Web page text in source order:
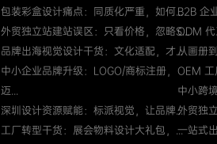
包装彩盒设计痛点：同质化严重，如何...
外贸独立站建站误区：只看价格，忽略S...
品牌出海视觉设计干货：文化适配，才...
中小企业品牌升级：LOGO/商标注册，
迈...
深圳设计资源赋能：标派视觉，让品牌...
工厂转型干货：展会物料设计大礼包，...
B2B 企
ODM
从画册
OEM 工
中小跨
外贸独
一站式